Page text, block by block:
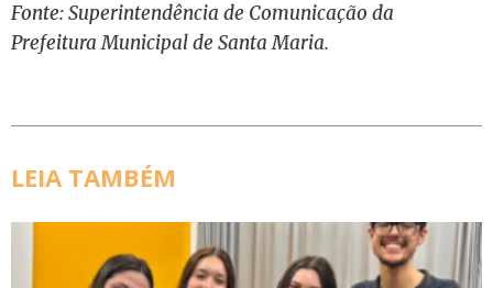
Fonte: Superintendência de Comunicação da
Prefeitura Municipal de Santa Maria.
LEIA TAMBÉM